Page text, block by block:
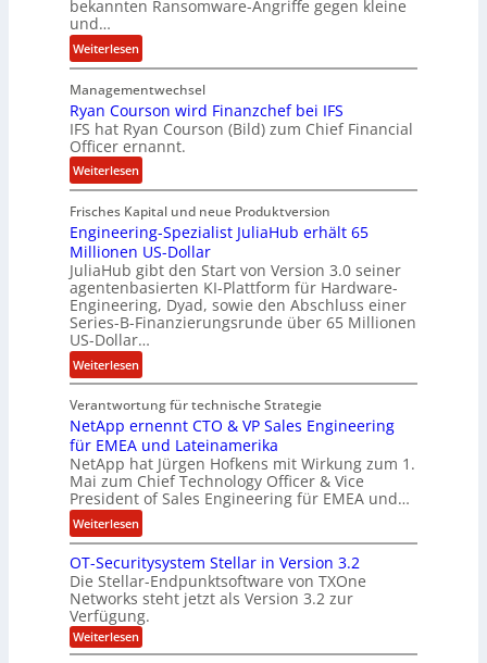
s
a
m
e
n
bekannten Ransomware-Angriffe gegen kleine
und…
Weiterlesen:
L
ö
s
e
g
e
l
d
z
a
h
l
e
i
s
e
i
n
e
L
ö
s
u
n
g
Managementwechsel
Ryan Courson wird Finanzchef bei IFS
IFS hat Ryan Courson (Bild) zum Chief Financial
Officer ernannt.
Weiterlesen:
R
y
a
n
C
o
u
s
o
r
d
F
i
n
a
n
z
c
h
Frisches Kapital und neue Produktversion
Engineering-Spezialist JuliaHub erhält 65
Millionen US-Dollar
JuliaHub gibt den Start von Version 3.0 seiner
agentenbasierten KI-Plattform für Hardware-
Engineering, Dyad, sowie den Abschluss einer
Series-B-Finanzierungsrunde über 65 Millionen
US-Dollar…
Weiterlesen:
E
n
g
n
e
e
r
i
n
g
-
S
p
Verantwortung für technische Strategie
NetApp ernennt CTO & VP Sales Engineering
für EMEA und Lateinamerika
NetApp hat Jürgen Hofkens mit Wirkung zum 1.
Mai zum Chief Technology Officer & Vice
President of Sales Engineering für EMEA und…
Weiterlesen:
N
e
t
A
p
p
OT-Securitysystem Stellar in Version 3.2
Die Stellar-Endpunktsoftware von TXOne
Networks steht jetzt als Version 3.2 zur
Verfügung.
Weiterlesen:
O